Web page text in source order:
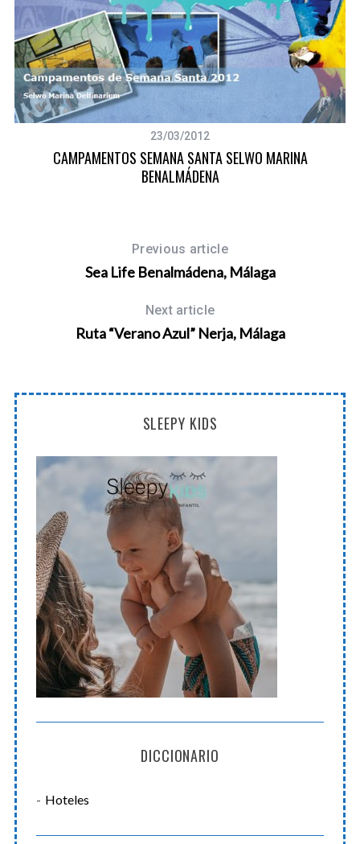
23/03/2012
CAMPAMENTOS SEMANA SANTA SELWO MARINA
BENALMÁDENA
Previous article
Sea Life Benalmádena, Málaga
Next article
Ruta “Verano Azul” Nerja, Málaga
SLEEPY KIDS
DICCIONARIO
Hoteles